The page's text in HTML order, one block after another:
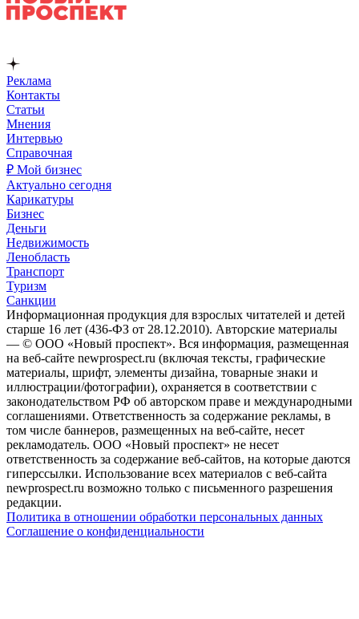
Реклама
Контакты
Статьи
Мнения
Интервью
Справочная
₽ Мой бизнес
Актуально сегодня
Карикатуры
Бизнес
Деньги
Недвижимость
Ленобласть
Транспорт
Туризм
Санкции
Информационная продукция для взрослых читателей и детей
старше 16 лет (436-ФЗ от 28.12.2010). Авторские материалы
— © ООО «Новый проспект». Вся информация, размещенная
на веб-сайте newprospect.ru (включая тексты, графические
материалы, шрифт, элементы дизайна, товарные знаки и
иллюстрации/фотографии), охраняется в соответствии с
законодательством РФ об авторском праве и международными
соглашениями. Ответственность за содержание рекламы, в
том числе баннеров, размещенных на веб-сайте, несет
рекламодатель. ООО «Новый проспект» не несет
ответственность за содержание веб-сайтов, на которые даются
гиперссылки. Использование всех материалов с веб-сайта
newprospect.ru возможно только с письменного разрешения
редакции.
Политика в отношении обработки персональных данных
Соглашение о конфиденциальности